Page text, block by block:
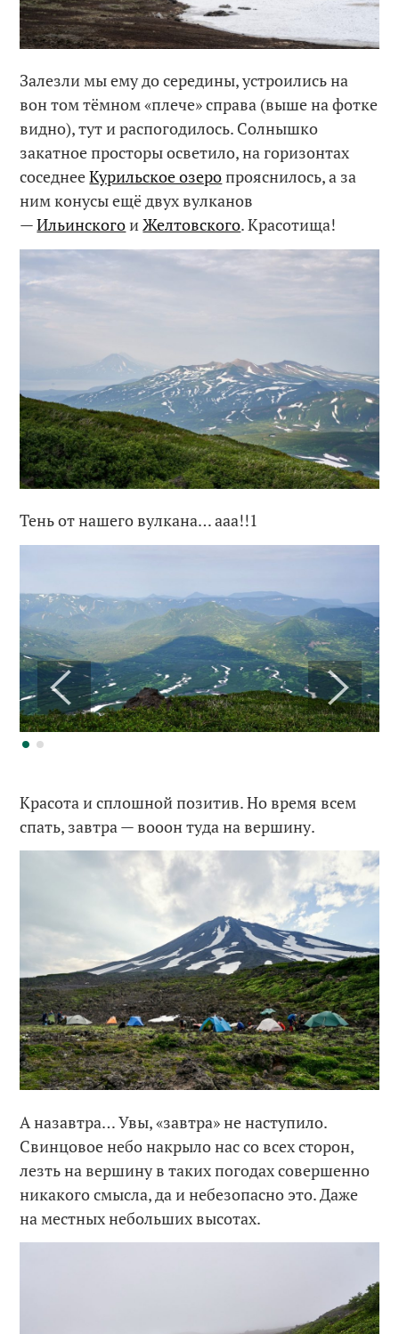
Залезли мы ему до середины, устроились на
вон том тёмном «плече» справа (выше на фотке
видно), тут и распогодилось. Солнышко
закатное просторы осветило, на горизонтах
соседнееКурильское озеропрояснилось, а за
ним конусы ещё двух вулканов
—ИльинскогоиЖелтовского. Красотища!
Тень от нашего вулкана… ааа!!1
Красота и сплошной позитив. Но время всем
спать, завтра — вооон туда на вершину.
А назавтра… Увы, «завтра» не наступило.
Свинцовое небо накрыло нас со всех сторон,
лезть на вершину в таких погодах совершенно
никакого смысла, да и небезопасно это. Даже
на местных небольших высотах.